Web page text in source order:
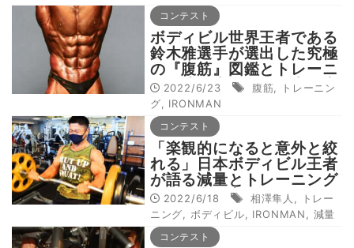
コンテスト
ボディビル世界王者である
鈴木雅選手が選出した究極
の『腹筋』図鑑とトレーニ
ング法を大公開～日本王者
編～
2022/6/23 腹筋
トレーニン
グ
IRONMAN
コンテスト
「楽観的になると意外と絞
れる」日本ボディビル王者
が語る減量とトレーニング
の向き合い方
2022/6/18 相澤隼人
トレー
ニング
ボディビル IRONMAN 減量
コンテスト